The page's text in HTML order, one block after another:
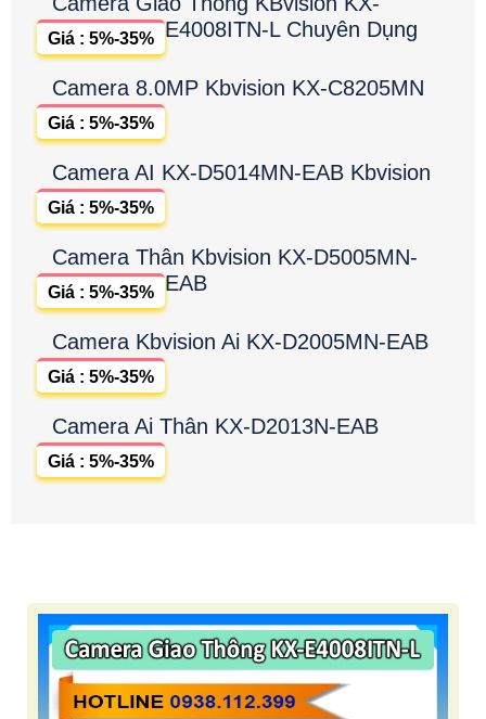
E4008ITN-L Chuyên Dụng
Giá : 5%-35%
Camera 8.0MP Kbvision KX-C8205MN
Giá : 5%-35%
Camera AI KX-D5014MN-EAB Kbvision
Giá : 5%-35%
Camera Thân Kbvision KX-D5005MN-
EAB
Giá : 5%-35%
Camera Kbvision Ai KX-D2005MN-EAB
Giá : 5%-35%
Camera Ai Thân KX-D2013N-EAB
Giá : 5%-35%